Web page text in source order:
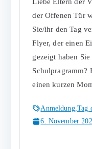
Liebe Eltern der
der Offenen Tür
Sie/ihr den Tag
Flyer, der einen
gezeigt haben
Schulpragramm?
einen kurzen
Anmeldung,Tag
6. November